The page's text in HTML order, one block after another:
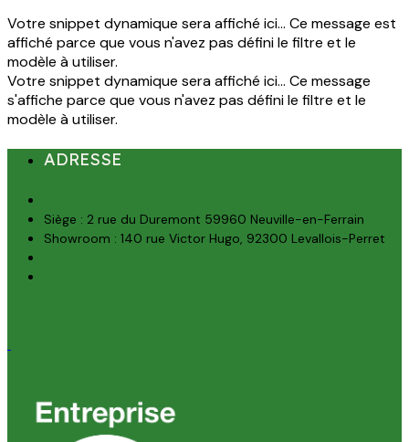
Votre snippet dynamique sera affiché ici... Ce message est
affiché parce que vous n'avez pas défini le filtre et le
modèle à utiliser.
Votre snippet dynamique sera affiché ici... Ce message
s'affiche parce que vous n'avez pas défini le filtre et le
modèle à utiliser.
ADRESSE
Siège : 2 rue du Duremont 59960 Neuville-en-Ferrain
Showroom : 140 rue Victor Hugo, 92300 Levallois-Perret